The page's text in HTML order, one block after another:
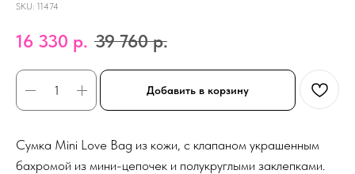
SKU: 11474
16 330 р. 39 760 р.
Добавить в корзину
Сумка Mini Love Bag из кожи, с клапаном украшенным
бахромой из мини-цепочек и полукруглыми заклепками.